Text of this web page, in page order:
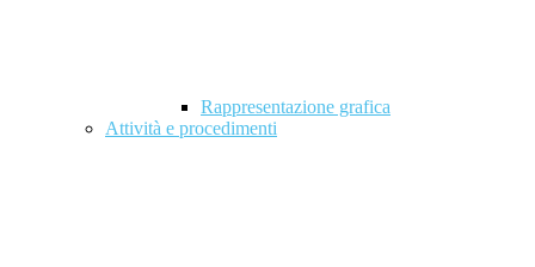
Rappresentazione grafica
Attività e procedimenti